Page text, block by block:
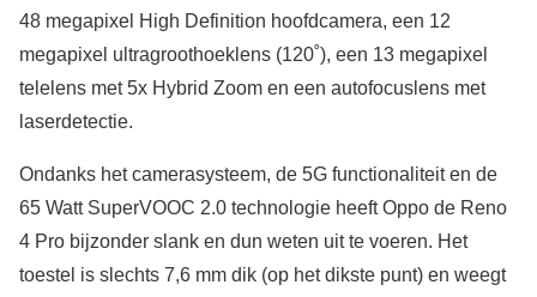
48 megapixel High Definition hoofdcamera, een 12
megapixel ultragroothoeklens (120˚), een 13 megapixel
telelens met 5x Hybrid Zoom en een autofocuslens met
laserdetectie.
Ondanks het camerasysteem, de 5G functionaliteit en de
65 Watt SuperVOOC 2.0 technologie heeft Oppo de Reno
4 Pro bijzonder slank en dun weten uit te voeren. Het
toestel is slechts 7,6 mm dik (op het dikste punt) en weegt